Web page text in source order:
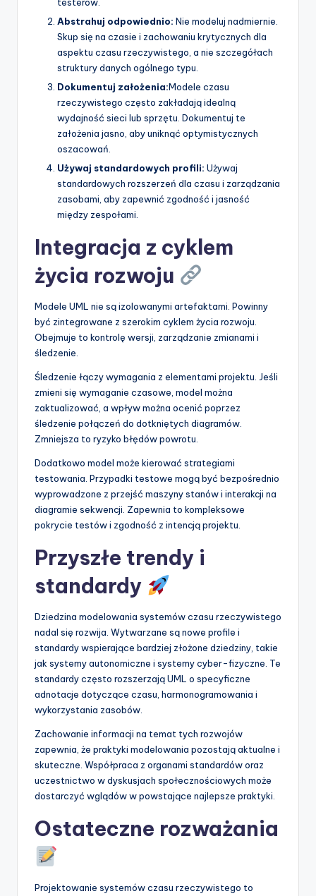
Abstrahuj odpowiednio: Nie modeluj nadmiernie.
Skup się na czasie i zachowaniu krytycznych dla
aspektu czasu rzeczywistego, a nie szczegółach
struktury danych ogólnego typu.
Dokumentuj założenia:Modele czasu
rzeczywistego często zakładają idealną
wydajność sieci lub sprzętu. Dokumentuj te
założenia jasno, aby uniknąć optymistycznych
oszacowań.
Używaj standardowych profili: Używaj
standardowych rozszerzeń dla czasu i zarządzania
zasobami, aby zapewnić zgodność i jasność
między zespołami.
Integracja z cyklem
życia rozwoju
Modele UML nie są izolowanymi artefaktami. Powinny
być zintegrowane z szerokim cyklem życia rozwoju.
Obejmuje to kontrolę wersji, zarządzanie zmianami i
śledzenie.
Śledzenie łączy wymagania z elementami projektu. Jeśli
zmieni się wymaganie czasowe, model można
zaktualizować, a wpływ można ocenić poprzez
śledzenie połączeń do dotkniętych diagramów.
Zmniejsza to ryzyko błędów powrotu.
Dodatkowo model może kierować strategiami
testowania. Przypadki testowe mogą być bezpośrednio
wyprowadzone z przejść maszyny stanów i interakcji na
diagramie sekwencji. Zapewnia to kompleksowe
pokrycie testów i zgodność z intencją projektu.
Przyszłe trendy i
standardy
Dziedzina modelowania systemów czasu rzeczywistego
nadal się rozwija. Wytwarzane są nowe profile i
standardy wspierające bardziej złożone dziedziny, takie
jak systemy autonomiczne i systemy cyber-fizyczne. Te
standardy często rozszerzają UML o specyficzne
adnotacje dotyczące czasu, harmonogramowania i
wykorzystania zasobów.
Zachowanie informacji na temat tych rozwojów
zapewnia, że praktyki modelowania pozostają aktualne i
skuteczne. Współpraca z organami standardów oraz
uczestnictwo w dyskusjach społecznościowych może
dostarczyć wglądów w powstające najlepsze praktyki.
Ostateczne rozważania
Projektowanie systemów czasu rzeczywistego to